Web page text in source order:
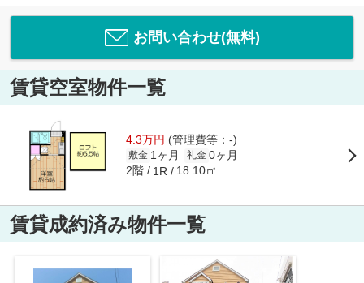
お問い合わせ(無料)
賃貸空室物件一覧
4.3万円 (管理費等：-)
敷金 1ヶ月 礼金 0ヶ月
2階 1R 18.10㎡
賃貸成約済み物件一覧